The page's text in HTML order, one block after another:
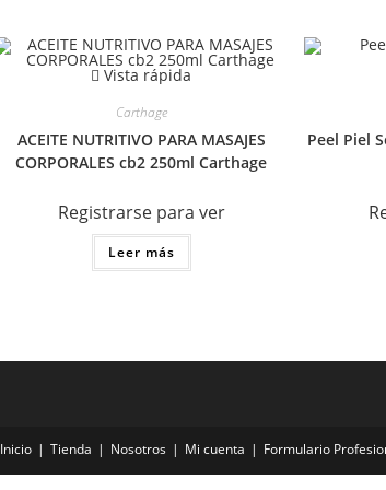
Vista rápida
Carthage
ACEITE NUTRITIVO PARA MASAJES
CORPORALES cb2 250ml Carthage
Registrarse para ver
Leer más
Peel Piel
Inicio Tienda Nosotros Mi cuenta Formulario